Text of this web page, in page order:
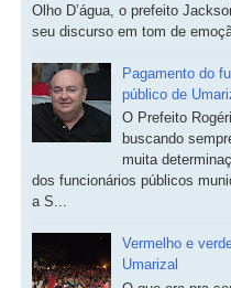
Olho D’água, o prefeito
seu discurso em tom de
Pagamento do
público de
O Prefeito
buscando
muita
dos funcionários públicos
a S...
Vermelho e
Umarizal